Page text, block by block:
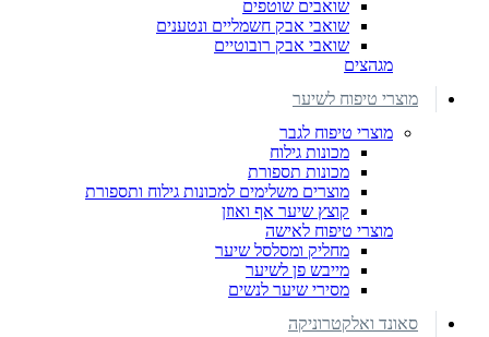
שואבים שוטפים
שואבי אבק חשמליים ונטענים
שואבי אבק רובוטיים
מגהצים
מוצרי טיפוח לשיער
מוצרי טיפוח לגבר
מכונות גילוח
מכונות תספורת
מוצרים משלימים למכונות גילוח ותספורת
קוצץ שיער אף ואוזן
מוצרי טיפוח לאישה
מחליק ומסלסל שיער
מייבש פן לשיער
מסירי שיער לנשים
סאונד ואלקטרוניקה